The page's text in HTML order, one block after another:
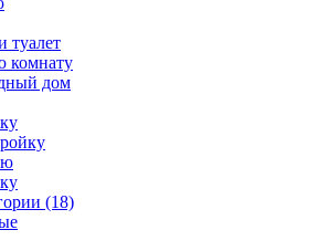
туалет
комнату
дом
(18)